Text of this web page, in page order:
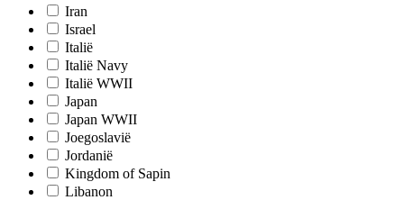
Iran
Israel
Italië
Italië Navy
Italië WWII
Japan
Japan WWII
Joegoslavië
Jordanië
Kingdom of Sapin
Libanon